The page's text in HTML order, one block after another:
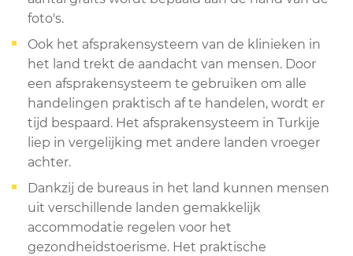
foto's.
Ook het afsprakensysteem van de klinieken in
het land trekt de aandacht van mensen. Door
een afsprakensysteem te gebruiken om alle
handelingen praktisch af te handelen, wordt er
tijd bespaard. Het afsprakensysteem in Turkije
liep in vergelijking met andere landen vroeger
achter.
Dankzij de bureaus in het land kunnen mensen
uit verschillende landen gemakkelijk
accommodatie regelen voor het
gezondheidstoerisme. Het praktische